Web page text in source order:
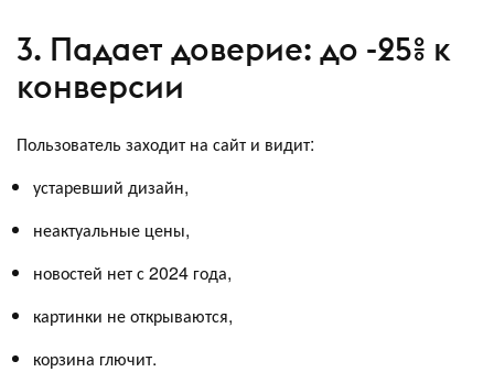
3. Падает доверие: до -25% к
конверсии
Пользователь заходит на сайт и видит:
устаревший дизайн,
неактуальные цены,
новостей нет с 2024 года,
картинки не открываются,
корзина глючит.